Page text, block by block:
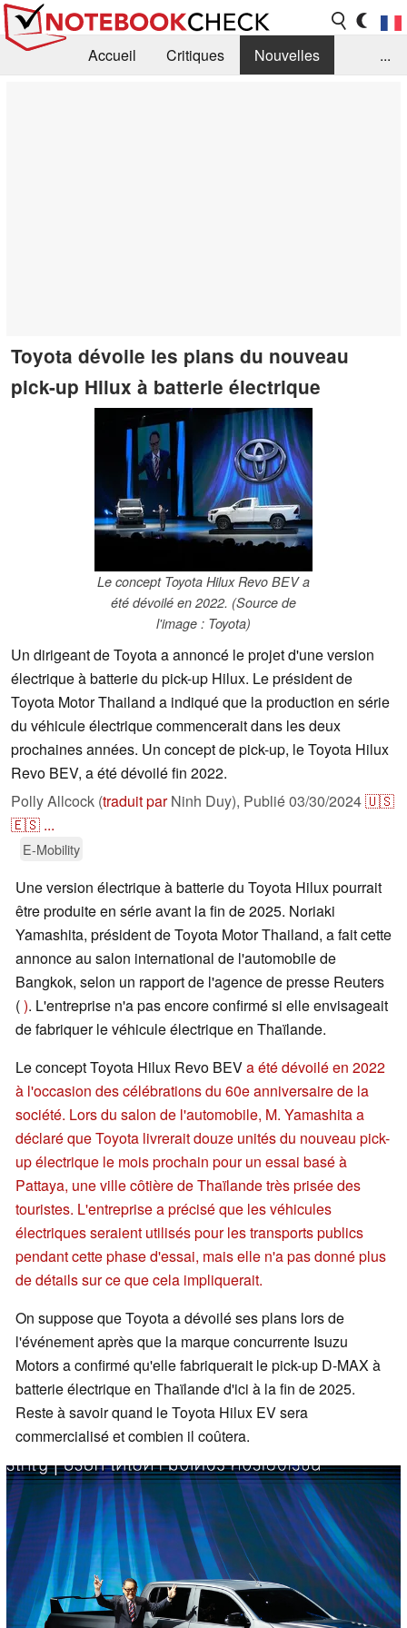
Accueil Critiques
Nouvelles
...
Toyota dévoile les plans du nouveau
pick-up Hilux à batterie électrique
Le concept Toyota Hilux Revo BEV a
été dévoilé en 2022. (Source de
l'image : Toyota)
Un dirigeant de Toyota a annoncé le projet d'une version
électrique à batterie du pick-up Hilux. Le président de
Toyota Motor Thailand a indiqué que la production en série
du véhicule électrique commencerait dans les deux
prochaines années. Un concept de pick-up, le Toyota Hilux
Revo BEV, a été dévoilé fin 2022.
Polly Allcock (traduit parNinh Duy), Publié03/30/2024🇺🇸
🇪🇸 ...
E-Mobility
Une version électrique à batterie du Toyota Hilux pourrait
être produite en série avant la fin de 2025. Noriaki
Yamashita, président de Toyota Motor Thailand, a fait cette
annonce au salon international de l'automobile de
Bangkok, selon un rapport de l'agence de presse Reuters
(). L'entreprise n'a pas encore confirmé si elle envisageait
de fabriquer le véhicule électrique en Thaïlande.
Le concept Toyota Hilux Revo BEVa été dévoilé en 2022
à l'occasion des célébrations du 60e anniversaire de la
société. Lors du salon de l'automobile, M. Yamashita a
déclaré que Toyota livrerait douze unités du nouveau pick-
up électrique le mois prochain pour un essai basé à
Pattaya, une ville côtière de Thaïlande très prisée des
touristes. L'entreprise a précisé que les véhicules
électriques seraient utilisés pour les transports publics
pendant cette phase d'essai, mais elle n'a pas donné plus
de détails sur ce que cela impliquerait.
On suppose que Toyota a dévoilé ses plans lors de
l'événement après que la marque concurrente Isuzu
Motors a confirmé qu'elle fabriquerait le pick-up D-MAX à
batterie électrique en Thaïlande d'ici à la fin de 2025.
Reste à savoir quand le Toyota Hilux EV sera
commercialisé et combien il coûtera.